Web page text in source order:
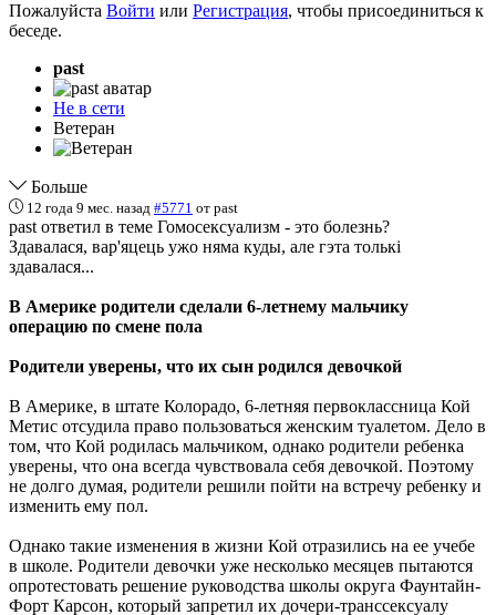
Пожалуйста Войти или Регистрация, чтобы присоединиться к
беседе.
past
Не в сети
Ветеран
Больше
12 года 9 мес. назад #5771 от past
past ответил в теме Гомосексуализм - это болезнь?
Здавалася, вар'яцець ужо няма куды, але гэта толькі
здавалася...
В Америке родители сделали 6-летнему мальчику
операцию по смене пола
Родители уверены, что их сын родился девочкой
В Америке, в штате Колорадо, 6-летняя первоклассница Кой
Метис отсудила право пользоваться женским туалетом. Дело в
том, что Кой родилась мальчиком, однако родители ребенка
уверены, что она всегда чувствовала себя девочкой. Поэтому
не долго думая, родители решили пойти на встречу ребенку и
изменить ему пол.
Однако такие изменения в жизни Кой отразились на ее учебе
в школе. Родители девочки уже несколько месяцев пытаются
опротестовать решение руководства школы округа Фаунтайн-
Форт Карсон, который запретил их дочери-транссексуалу